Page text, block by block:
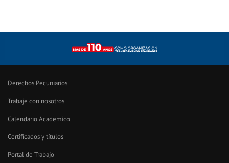
Derechos Pecuniarios
Trabaje con nosotros
Calendario Academico
Certificados y títulos
Portal de Trabajo